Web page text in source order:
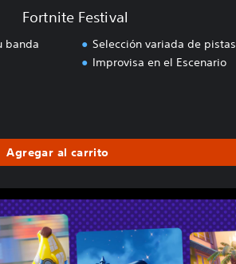
Fortnite Festival
banda
Selección variada de pistas
Improvisa en el Escenario
Agregar al carrito